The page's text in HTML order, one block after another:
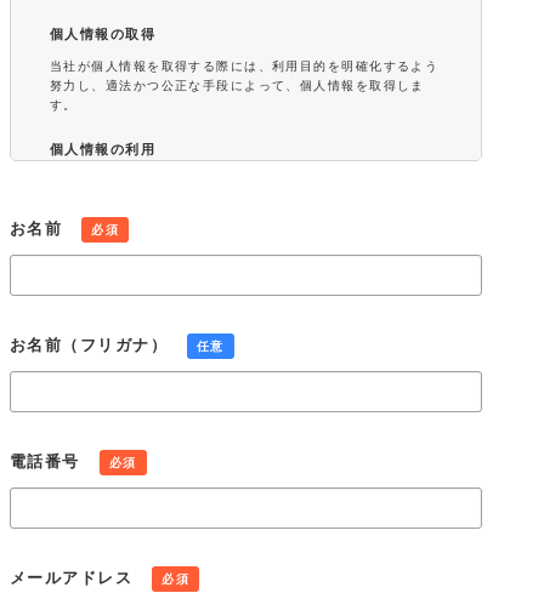
個人情報の取得
当社が個人情報を取得する際には、利用目的を明確化するよう
努力し、適法かつ公正な手段によって、個人情報を取得しま
す。
個人情報の利用
な限りにおいて利用します。また、個人情報を第三者との間で
共同利用し、または、個人情報の取扱いを第三者に委託する場
合には、共同利用の相手方および第三者について個人情報の適
当社は、法令に定める場合を除き、個人情報を事前に本人の同
意を得ることなく第三者に提供しません。
個人情報の管理
当社は、個人情報の正確性および最新性を保ち、安全に管理す
るとともに個人情報の紛失、改ざん、漏えいなどを防止するた
め、必要かつ適正な情報セキュリティー対策を実現します。
個人情報の開示・訂正・利用停止・消去
当社は、本人が個人情報について、開示・訂正・利用停止・消
去などを求める権利を有していることを認識し、個人情報相談
お名前 必須
お名前（フリガナ） 任意
電話番号 必須
メールアドレス 必須